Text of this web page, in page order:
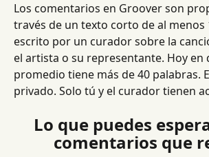
Los comentarios en Groover son
través de un texto corto de al menos
escrito por un curador sobre la
el artista o su representante. Hoy en
promedio tiene más de 40 palabras.
privado. Solo tú y el curador tienen
Lo que puedes
comentarios que